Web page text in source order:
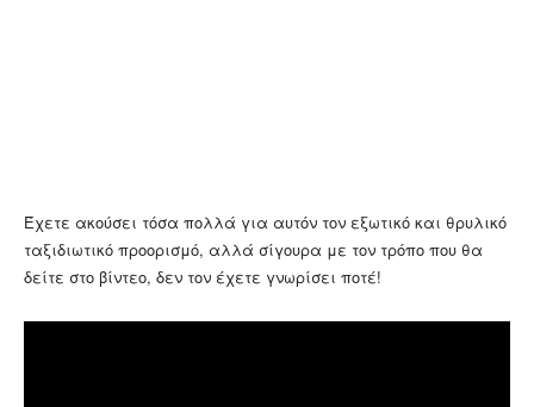
Έχετε ακούσει τόσα πολλά για αυτόν τον εξωτικό και θρυλικό
ταξιδιωτικό προορισμό, αλλά σίγουρα με τον τρόπο που θα
δείτε στο βίντεο, δεν τον έχετε γνωρίσει ποτέ!